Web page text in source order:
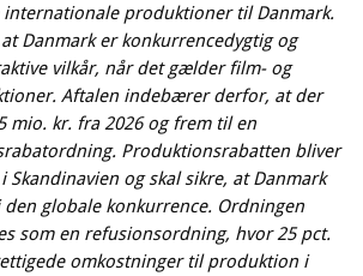
produktioner til Danmark.
Danmark er konkurrencedygtig og
vilkår, når det gælder film- og
Aftalen indebærer derfor, at der
mio. kr. fra 2026 og frem til en
Produktionsrabatten bliver
Skandinavien og skal sikre, at Danmark
globale konkurrence. Ordningen
som en refusionsordning, hvor 25 pct.
omkostninger til produktion i